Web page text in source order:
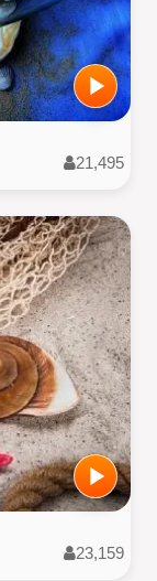
21,495
23,159